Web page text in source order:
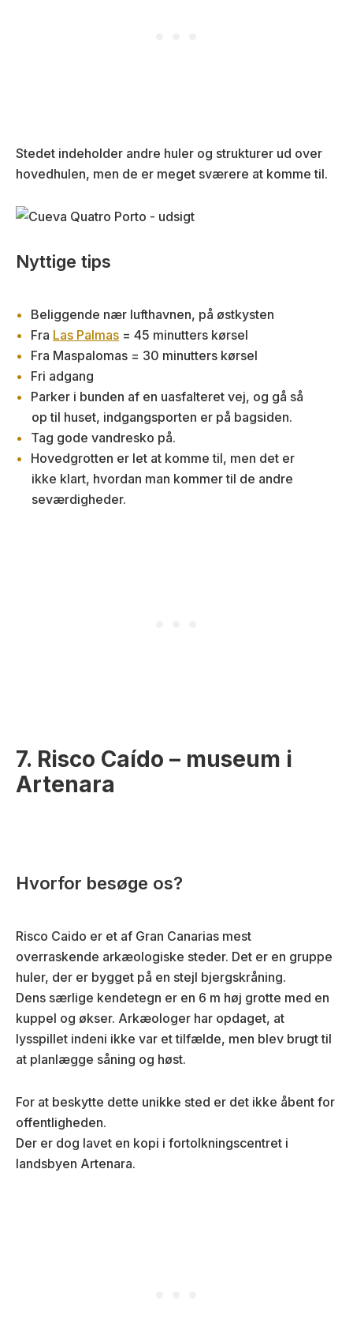
Stedet indeholder andre huler og strukturer ud over
hovedhulen, men de er meget sværere at komme til.
Nyttige tips
Beliggende nær lufthavnen, på østkysten
Fra Las Palmas = 45 minutters kørsel
Fra Maspalomas = 30 minutters kørsel
Fri adgang
Parker i bunden af en uasfalteret vej, og gå så
op til huset, indgangsporten er på bagsiden.
Tag gode vandresko på.
Hovedgrotten er let at komme til, men det er
ikke klart, hvordan man kommer til de andre
seværdigheder.
7. Risco Caído – museum i
Artenara
Hvorfor besøge os?
Risco Caido er et af Gran Canarias mest
overraskende arkæologiske steder. Det er en gruppe
huler, der er bygget på en stejl bjergskråning.
Dens særlige kendetegn er en 6 m høj grotte med en
kuppel og økser. Arkæologer har opdaget, at
lysspillet indeni ikke var et tilfælde, men blev brugt til
at planlægge såning og høst.
For at beskytte dette unikke sted er det ikke åbent for
offentligheden.
Der er dog lavet en kopi i fortolkningscentret i
landsbyen Artenara.